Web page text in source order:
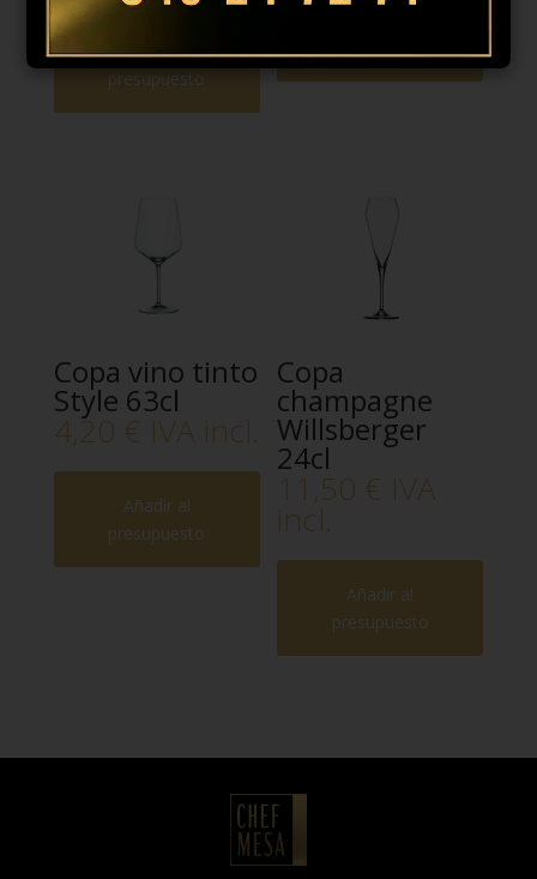
Añadir al
presupuesto
Copa vino tinto
Style 63cl
4,20 € IVA incl.
Añadir al
presupuesto
Copa
champagne
Willsberger
24cl
11,50 € IVA
incl.
Añadir al
presupuesto